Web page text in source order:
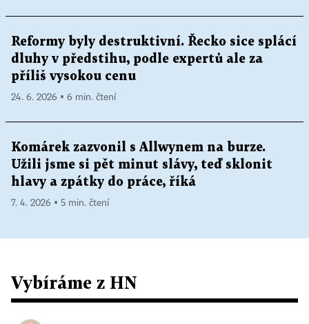
Reformy byly destruktivní. Řecko sice splácí
dluhy v předstihu, podle expertů ale za
příliš vysokou cenu
24. 6. 2026 ▪ 6 min. čtení
Komárek zazvonil s Allwynem na burze.
Užili jsme si pět minut slávy, teď sklonit
hlavy a zpátky do práce, říká
7. 4. 2026 ▪ 5 min. čtení
Vybíráme z HN